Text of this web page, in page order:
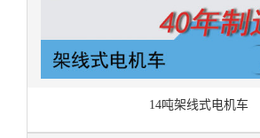
14吨架线式电机车